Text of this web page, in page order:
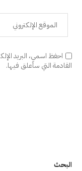
احفظ اسمي، البريد
القادمة التي سأعلق فيها.
البحث